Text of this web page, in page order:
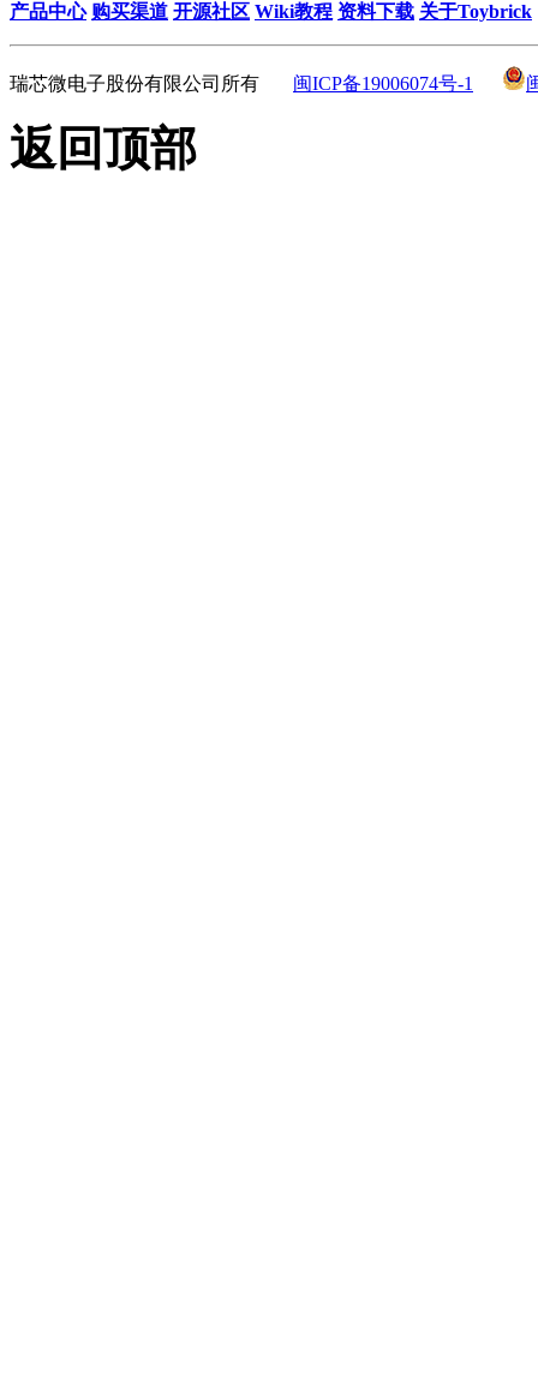
产品中心 购买渠道 开源社区 Wiki教程 资料下载 关于Toybrick
瑞芯微电子股份有限公司所有 闽ICP备19006074号-1
返回顶部